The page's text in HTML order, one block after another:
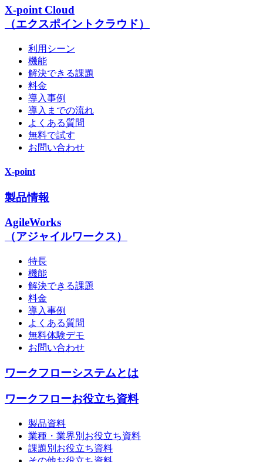
X-point Cloud
（エクスポイントクラウド）
利用シーン
機能
解決できる課題
料金
導入事例
導入までの流れ
よくある質問
無料で試す
お問い合わせ
X-point
製品情報
AgileWorks
（アジャイルワークス）
特長
機能
解決できる課題
料金
導入事例
よくある質問
無料体験デモ
お問い合わせ
ワークフローシステムとは
ワークフローお役立ち資料
製品資料
業種・業界別お役立ち資料
課題別お役立ち資料